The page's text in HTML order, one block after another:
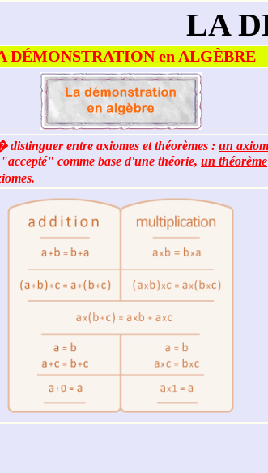
LA
DÉMONSTRATION en ALGÈBRE
entre axiomes et théorèmes : un
comme base d'une théorie, un théorème